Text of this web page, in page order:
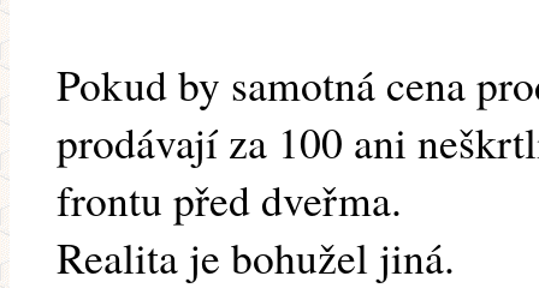
Pokud by samotná cena
prodávají za 100 ani
frontu před dveřma.
Realita je bohužel jiná.